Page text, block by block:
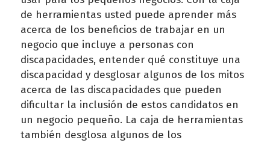
de herramientas usted puede aprender más
acerca de los beneficios de trabajar en un
negocio que incluye a personas con
discapacidades, entender qué constituye una
discapacidad y desglosar algunos de los mitos
acerca de las discapacidades que pueden
dificultar la inclusión de estos candidatos en
un negocio pequeño. La caja de herramientas
también desglosa algunos de los